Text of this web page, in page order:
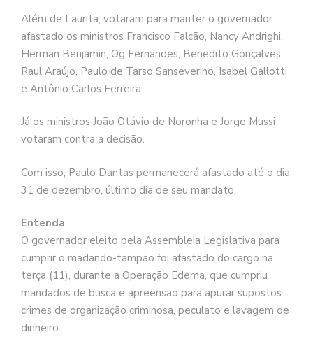
Além de Laurita, votaram para manter o governador
afastado os ministros Francisco Falcão, Nancy Andrighi,
Herman Benjamin, Og Fernandes, Benedito Gonçalves,
Raul Araújo, Paulo de Tarso Sanseverino, Isabel Gallotti
e Antônio Carlos Ferreira.
Já os ministros João Otávio de Noronha e Jorge Mussi
votaram contra a decisão.
Com isso, Paulo Dantas permanecerá afastado até o dia
31 de dezembro, último dia de seu mandato.
Entenda
O governador eleito pela Assembleia Legislativa para
cumprir o madando-tampão foi afastado do cargo na
terça (11), durante a Operação Edema, que cumpriu
mandados de busca e apreensão para apurar supostos
crimes de organização criminosa, peculato e lavagem de
dinheiro.